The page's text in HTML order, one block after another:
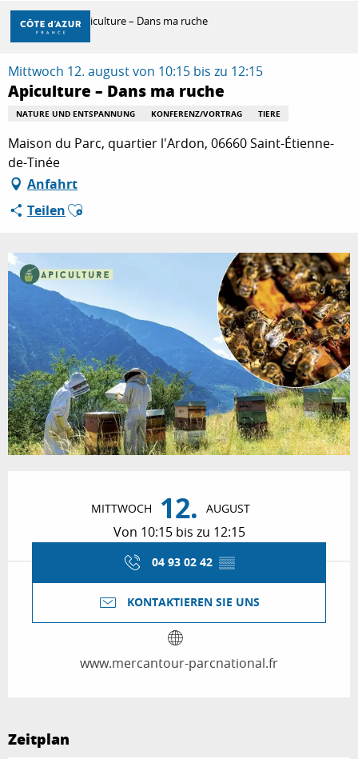
Aller
contenu
principal
ENTDECKEN
ZU TUN
AUFENTHALT
Startseite Apiculture – Dans ma ruche
Mittwoch 12. august von 10:15 bis zu 12:15
Apiculture – Dans ma ruche
NATURE UND ENTSPANNUNG KONFERENZ/VORTRAG TIERE
Maison du Parc, quartier l'Ardon, 06660 Saint-Étienne-
de-Tinée
Anfahrt
TeilenAjouter aux favoris
MITTWOCH 12. AUGUST
Von 10:15 bis zu 12:15
04 93 02 42 ▒▒
KONTAKTIEREN SIE UNS
www.mercantour-parcnational.fr
Zeitplan